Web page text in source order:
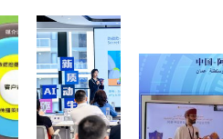
數字文化創
意浪潮中的
融合示范三
極
示范基地
數字文化創
意內容應用